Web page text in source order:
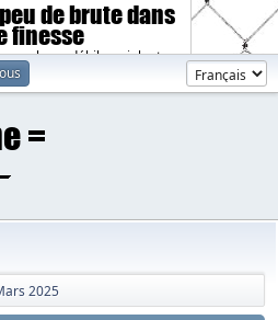
de brute dans
finesse
sombres, débiles, violents.
2025